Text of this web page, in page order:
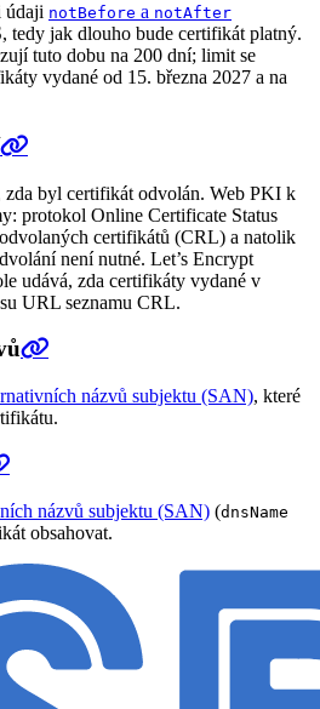
údaji notBefore a notAfter
tedy jak dlouho bude certifikát platný.
tuto dobu na 200 dní; limit se
vydané od 15. března 2027 a na
byl certifikát odvolán. Web PKI k
protokol Online Certificate Status
certifikátů (CRL) a natolik
není nutné. Let’s Encrypt
udává, zda certifikáty vydané v
URL seznamu CRL.
názvů subjektu (SAN), které
názvů subjektu (SAN) (dnsName
obsahovat.